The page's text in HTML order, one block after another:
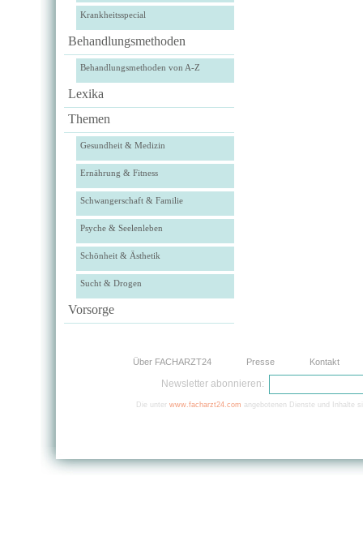
Krankheitsspecial
Behandlungsmethoden
Behandlungsmethoden von A-Z
Lexika
Themen
Gesundheit & Medizin
Ernährung & Fitness
Schwangerschaft & Familie
Psyche & Seelenleben
Schönheit & Ästhetik
Sucht & Drogen
Vorsorge
Über FACHARZT24 Presse Kontakt
Newsletter abonnieren:
Die unter www.facharzt24.com angebotenen Dienste und Inhalte